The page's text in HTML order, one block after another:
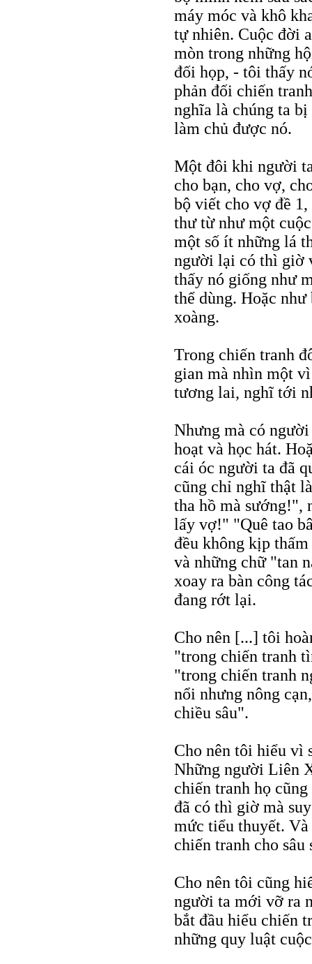
máy móc và khô
tự nhiên. Cuộc đời
mòn trong những
đối họp, - tôi thấy
phản đối chiến
nghĩa là chúng ta
làm chủ được nó.
Một đôi khi người
cho bạn, cho vợ,
bộ viết cho vợ đề
thư từ như một
một số ít những lá
người lại có thì giờ
thấy nó giống như
thể dùng. Hoặc
xoàng.
Trong chiến tranh
gian mà nhìn một
tương lai, nghĩ tới
Nhưng mà có
hoạt và học hát.
cái óc người ta đã
cũng chỉ nghĩ thật
tha hồ mà sướng!",
lấy vợ!" "Quê tao
đều không kịp
và những chữ "tan
xoay ra bàn công
đang rớt lại.
Cho nên [...] tôi
"trong chiến tranh
"trong chiến tranh
nổi nhưng nông
chiều sâu".
Cho nên tôi hiểu vì
Những người Liên
chiến tranh họ
đã có thì giờ mà
mức tiểu thuyết.
chiến tranh cho sâu
Cho nên tôi cũng
người ta mới vỡ ra
bắt đầu hiểu chiến
những quy luật